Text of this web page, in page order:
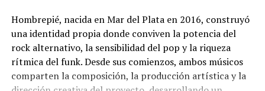
Viernes 7 a las 20: “Con alma española y algo más”
Espectáculo de canción, copla española, flamenco y
más, en el que la cantante Mariela Deanes interpreta
Hombrepié, nacida en Mar del Plata en 2016, construyó
una identidad propia donde conviven la potencia del
rock alternativo, la sensibilidad del pop y la riqueza
rítmica del funk. Desde sus comienzos, ambos músicos
comparten la composición, la producción artística y la